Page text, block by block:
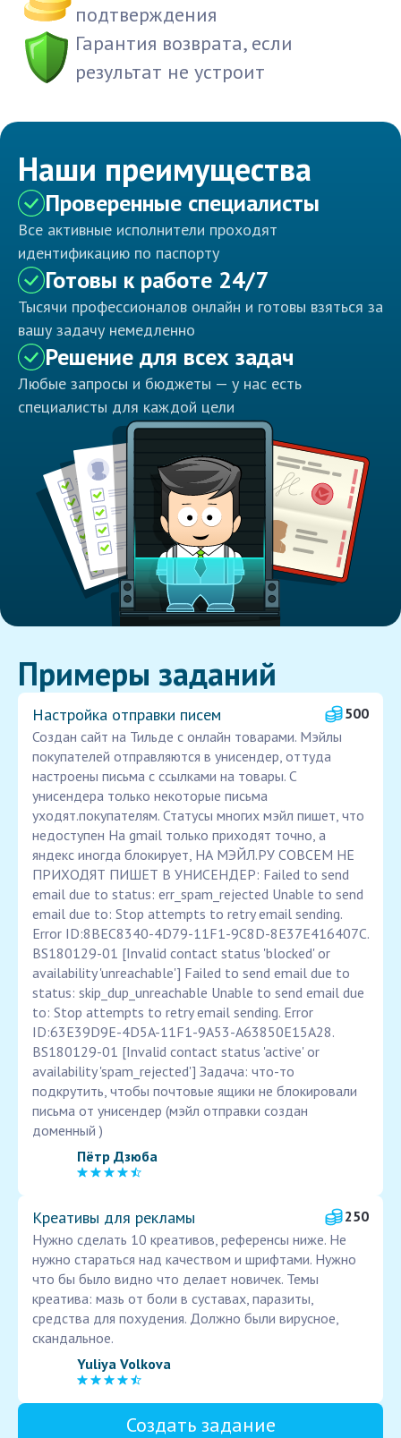
подтверждения
Гарантия возврата, если
результат не устроит
Наши преимущества
Проверенные специалисты
Все активные исполнители проходят
идентификацию по паспорту
Готовы к работе 24/7
Тысячи профессионалов онлайн и готовы взяться за
вашу задачу немедленно
Решение для всех задач
Любые запросы и бюджеты — у нас есть
специалисты для каждой цели
Примеры заданий
Настройка отправки писем
500
Создан сайт на Тильде с онлайн товарами. Мэйлы
покупателей отправляются в унисендер, оттуда
настроены письма с ссылками на товары. С
унисендера только некоторые письма
уходят.покупателям. Статусы многих мэйл пишет, что
недоступен На gmail только приходят точно, а
яндекс иногда блокирует, НА МЭЙЛ.РУ СОВСЕМ НЕ
ПРИХОДЯТ ПИШЕТ В УНИСЕНДЕР: Failed to send
email due to status: err_spam_rejected Unable to send
email due to: Stop attempts to retry email sending.
Error ID:8BEC8340-4D79-11F1-9C8D-8E37E416407C.
BS180129-01 [Invalid contact status 'blocked' or
availability 'unreachable'] Failed to send email due to
status: skip_dup_unreachable Unable to send email due
to: Stop attempts to retry email sending. Error
ID:63E39D9E-4D5A-11F1-9A53-A63850E15A28.
BS180129-01 [Invalid contact status 'active' or
availability 'spam_rejected'] Задача: что-то
подкрутить, чтобы почтовые ящики не блокировали
письма от унисендер (мэйл отправки создан
доменный )
Пётр Дзюба
Креативы для рекламы
250
Нужно сделать 10 креативов, референсы ниже. Не
нужно стараться над качеством и шрифтами. Нужно
что бы было видно что делает новичек. Темы
креатива: мазь от боли в суставах, паразиты,
средства для похудения. Должно были вирусное,
скандальное.
Yuliya Volkova
Создать задание